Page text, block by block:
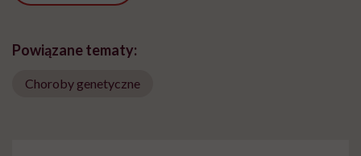
Powiązane tematy:
Choroby genetyczne